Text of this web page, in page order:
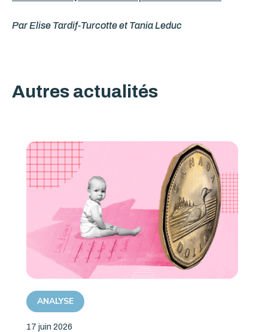
Par Elise Tardif-Turcotte et Tania Leduc
Autres actualités
ANALYSE
17 juin 2026